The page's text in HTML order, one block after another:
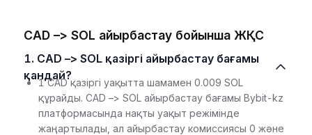
CAD –> SOL айырбастау бойынша ЖҚС
1. CAD –> SOL қазіргі айырбастау бағамы
қандай?
1 CAD қазіргі уақытта шамамен 0.009 SOL
құрайды. CAD –> SOL айырбастау бағамы Bybit-kz
платформасында нақты уақыт режімінде
жаңартылады, ал айырбастау комиссиясы 0 және